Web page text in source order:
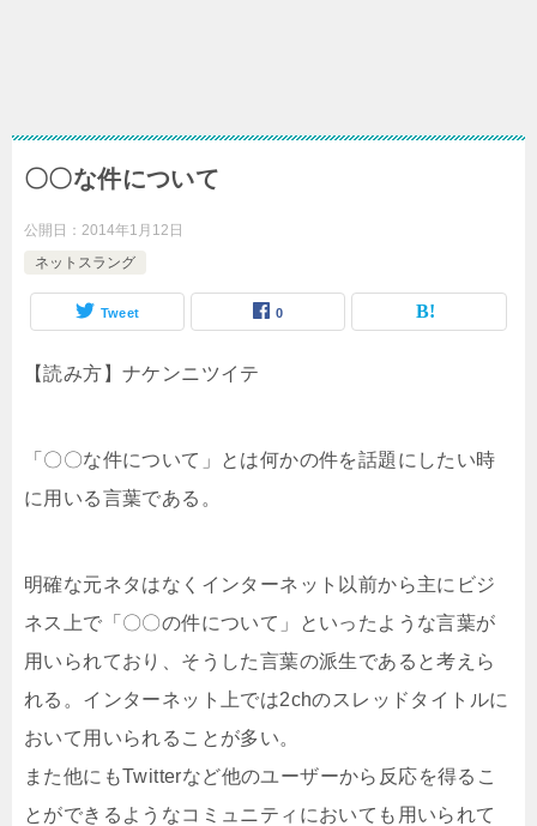
〇〇な件について
公開日： 2014年1月12日
ネットスラング
Tweet 0
【読み方】ナケンニツイテ
「〇〇な件について」とは何かの件を話題にしたい時
に用いる言葉である。
明確な元ネタはなくインターネット以前から主にビジ
ネス上で「〇〇の件について」といったような言葉が
用いられており、そうした言葉の派生であると考えら
れる。インターネット上では2chのスレッドタイトルに
おいて用いられることが多い。
また他にもTwitterなど他のユーザーから反応を得るこ
とができるようなコミュニティにおいても用いられて